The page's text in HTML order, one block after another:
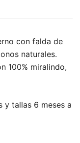
con falda de
naturales.
100% miralindo,
y tallas 6 meses a